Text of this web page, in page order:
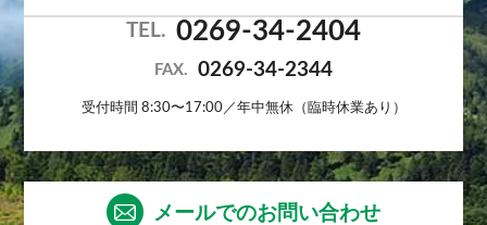
TEL. 0269-34-2404
FAX. 0269-34-2344
受付時間 8:30〜17:00／年中無休（臨時休業あり）
メールでのお問い合わせ